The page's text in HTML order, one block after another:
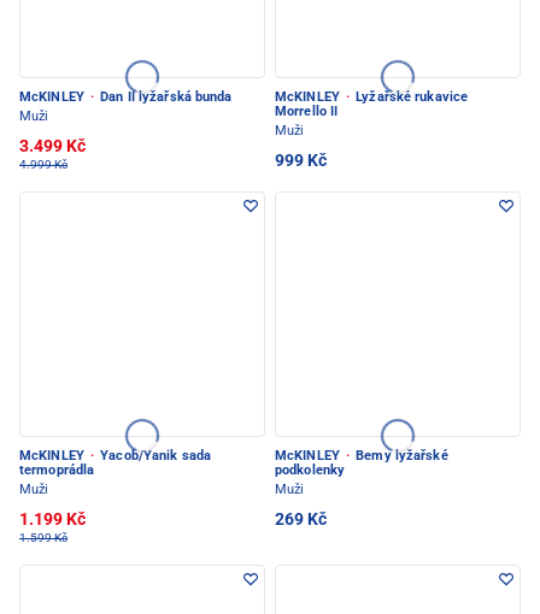
McKINLEY · Dan II lyžařská bunda
Muži
3.499 Kč
4.999 Kč
McKINLEY · Lyžařské rukavice
Morrello II
Muži
999 Kč
McKINLEY · Yacob/Yanik sada
termoprádla
Muži
1.199 Kč
1.599 Kč
McKINLEY · Bemy lyžařské
podkolenky
Muži
269 Kč